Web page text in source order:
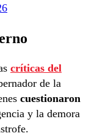
críticas del
de la
cuestionaron
y la demora